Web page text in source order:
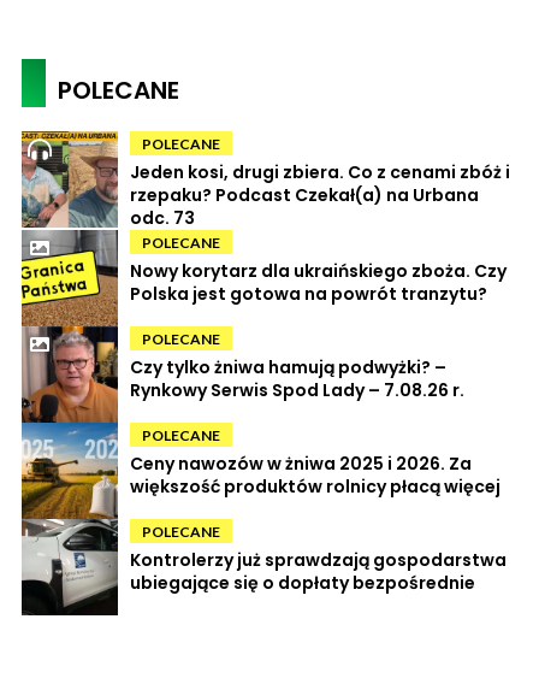
POLECANE
POLECANE
Jeden kosi, drugi zbiera. Co z cenami zbóż i
rzepaku? Podcast Czekał(a) na Urbana
odc. 73
POLECANE
Nowy korytarz dla ukraińskiego zboża. Czy
Polska jest gotowa na powrót tranzytu?
POLECANE
Czy tylko żniwa hamują podwyżki? –
Rynkowy Serwis Spod Lady – 7.08.26 r.
POLECANE
Ceny nawozów w żniwa 2025 i 2026. Za
większość produktów rolnicy płacą więcej
POLECANE
Kontrolerzy już sprawdzają gospodarstwa
ubiegające się o dopłaty bezpośrednie